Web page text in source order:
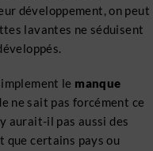
développement, on peut
lavantes ne séduisent
le manque
ne sait pas forcément ce
aurait-il pas aussi des
que certains pays ou